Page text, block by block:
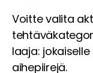
Voitte valita
laaja:
aihepiirejä.